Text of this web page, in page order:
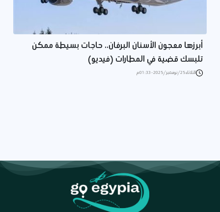
أبرزها معجون الأسنان البرفان.. حاجات بسيطة ممكن
تلبسك قضية في المطارات (فيديو)
الثلاثاء 25/نوفمبر/2025 - 01:33 م